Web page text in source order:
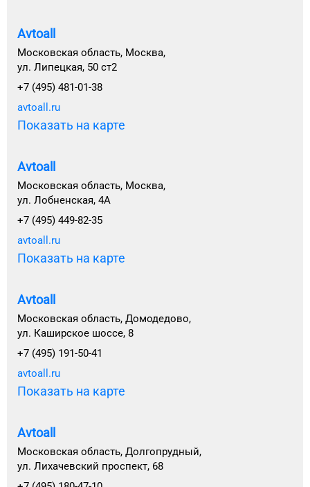
Avtoall
Московская область, Москва,
ул. Липецкая, 50 ст2
+7 (495) 481-01-38
avtoall.ru
Показать на карте
Avtoall
Московская область, Москва,
ул. Лобненская, 4А
+7 (495) 449-82-35
avtoall.ru
Показать на карте
Avtoall
Московская область, Домодедово,
ул. Каширское шоссе, 8
+7 (495) 191-50-41
avtoall.ru
Показать на карте
Avtoall
Московская область, Долгопрудный,
ул. Лихачевский проспект, 68